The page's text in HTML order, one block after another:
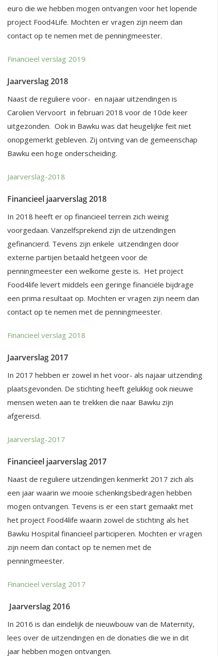
euro die we hebben mogen ontvangen voor het lopende
project Food4Life. Mochten er vragen zijn neem dan
contact op te nemen met de penningmeester.
Financieel verslag 2019
Jaarverslag 2018
Naast de reguliere voor- en najaar uitzendingen is
Carolien Vervoort in februari 2018 voor de 10de keer
uitgezonden. Ook in Bawku was dat heugelijke feit niet
onopgemerkt gebleven. Zij ontving van de gemeenschap
Bawku een hoge onderscheiding.
Jaarverslag-2018
Financieel jaarverslag 2018
In 2018 heeft er op financieel terrein zich weinig
voorgedaan. Vanzelfsprekend zijn de uitzendingen
gefinancierd. Tevens zijn enkele uitzendingen door
externe partijen betaald hetgeen voor de
penningmeester een welkome geste is. Het project
Food4life levert middels een geringe financiële bijdrage
een prima resultaat op. Mochten er vragen zijn neem dan
contact op te nemen met de penningmeester.
Financieel verslag 2018
Jaarverslag 2017
In 2017 hebben er zowel in het voor- als najaar uitzending
plaatsgevonden. De stichting heeft gelukkig ook nieuwe
mensen weten aan te trekken die naar Bawku zijn
afgereisd.
Jaarverslag-2017
Financieel jaarverslag 2017
Naast de reguliere uitzendingen kenmerkt 2017 zich als
een jaar waarin we mooie schenkingsbedragen hebben
mogen ontvangen. Tevens is er een start gemaakt met
het project Food4life waarin zowel de stichting als het
Bawku Hospital financieel participeren. Mochten er vragen
zijn neem dan contact op te nemen met de
penningmeester.
Financieel verslag 2017
Jaarverslag 2016
In 2016 is dan eindelijk de nieuwbouw van de Maternity,
lees over de uitzendingen en de donaties die we in dit
jaar hebben mogen ontvangen.